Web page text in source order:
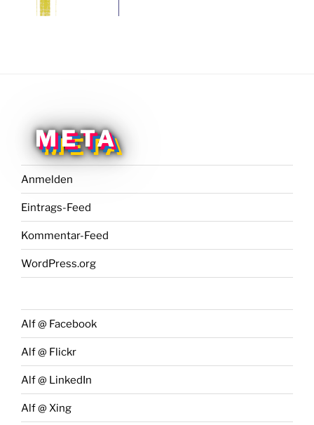
META
Anmelden
Eintrags-Feed
Kommentar-Feed
WordPress.org
Alf @ Facebook
Alf @ Flickr
Alf @ LinkedIn
Alf @ Xing